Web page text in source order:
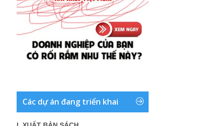
Các dự án đang triển khai